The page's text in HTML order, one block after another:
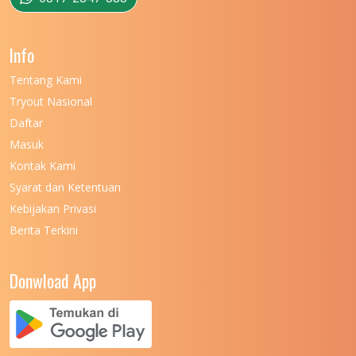
UNIVERSITAS NEGERI KHAIRUN
UNIVERSITAS NEGERI MANADO
UNIVERSITAS NEGERI MEDAN
UNIVERSITAS NEGERI PADANG
UNIVERSITAS NUSA CENDANA
UNIVERSITAS PADJADJARAN
Info
Tentang Kami
Tryout Nasional
Daftar
Masuk
Kontak Kami
Syarat dan Ketentuan
Kebijakan Privasi
Berita Terkini
Donwload App